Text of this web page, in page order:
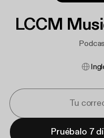
LCCM
Pruébalo 7